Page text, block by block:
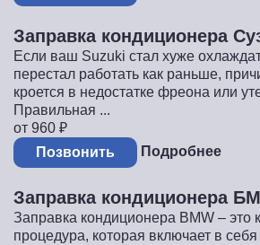
Заправка кондиционера
Если ваш Suzuki стал хуже
перестал работать как раньше,
кроется в недостатке фреона или
Правильная ...
от 960 ₽
Позвонить
Подробнее
Заправка кондиционера
Заправка кондиционера BMW – это
процедура, которая включает в себя